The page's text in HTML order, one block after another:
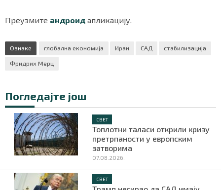
Преузмите андроид апликацију.
Ознаке глобална економија Иран САД
стабилизација
Фридрих Мерц
Погледајте још
СВЕТ
Топлотни таласи открили кризу
претрпаности у европским
затворима
07.08.2026.
СВЕТ